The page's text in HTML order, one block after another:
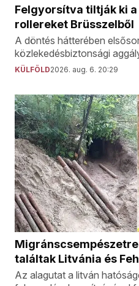
Felgyorsítva tiltják ki
rollereket Brüsszelből
A döntés hátterében
közlekedésbiztonsági
KÜLFÖLD2026. aug. 6. 20:29
találtak Litvánia és
Az alagutat a litván